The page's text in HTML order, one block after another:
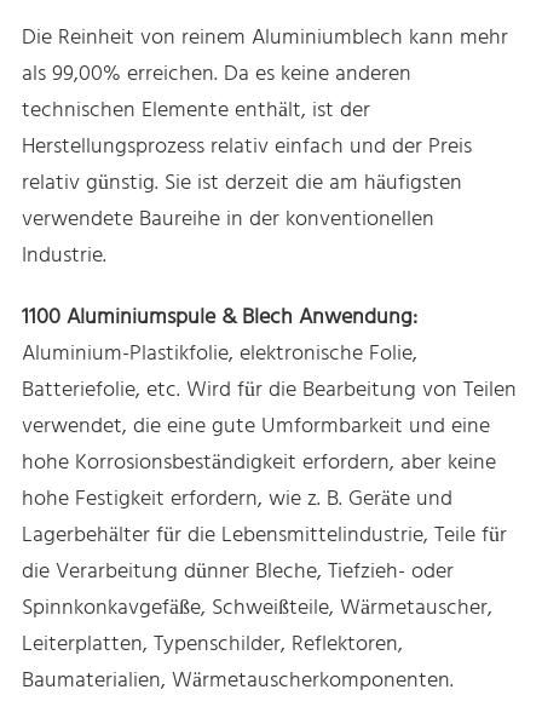
Die Reinheit von reinem Aluminiumblech kann mehr
als 99,00% erreichen. Da es keine anderen
technischen Elemente enthält, ist der
Herstellungsprozess relativ einfach und der Preis
relativ günstig. Sie ist derzeit die am häufigsten
verwendete Baureihe in der konventionellen
Industrie.
1100 Aluminiumspule & Blech Anwendung:
Aluminium-Plastikfolie, elektronische Folie,
Batteriefolie, etc. Wird für die Bearbeitung von Teilen
verwendet, die eine gute Umformbarkeit und eine
hohe Korrosionsbeständigkeit erfordern, aber keine
hohe Festigkeit erfordern, wie z. B. Geräte und
Lagerbehälter für die Lebensmittelindustrie, Teile für
die Verarbeitung dünner Bleche, Tiefzieh- oder
Spinnkonkavgefäße, Schweißteile, Wärmetauscher,
Leiterplatten, Typenschilder, Reflektoren,
Baumaterialien, Wärmetauscherkomponenten.